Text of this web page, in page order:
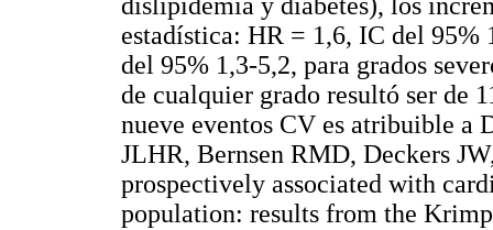
estadística: HR = 1,6, IC del 95%
del 95% 1,3-5,2, para grados
de cualquier grado resultó ser de
nueve eventos CV es atribuible a
JLHR, Bernsen RMD, Deckers
prospectively associated with
population: results from the